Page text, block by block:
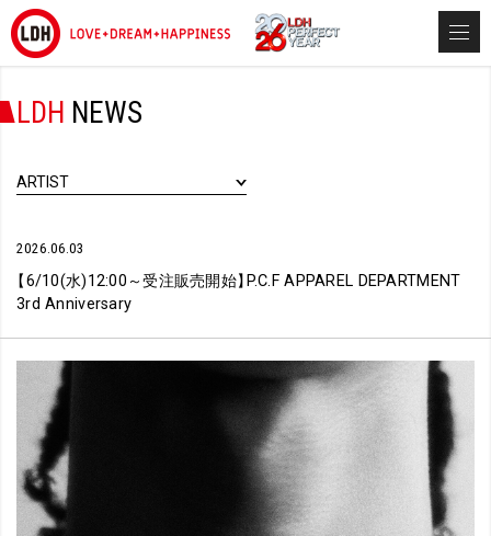
LDH NEWS
ARTIST
2026.06.03
【6/10(水)12:00～受注販売開始】P.C.F APPAREL DEPARTMENT
3rd Anniversary